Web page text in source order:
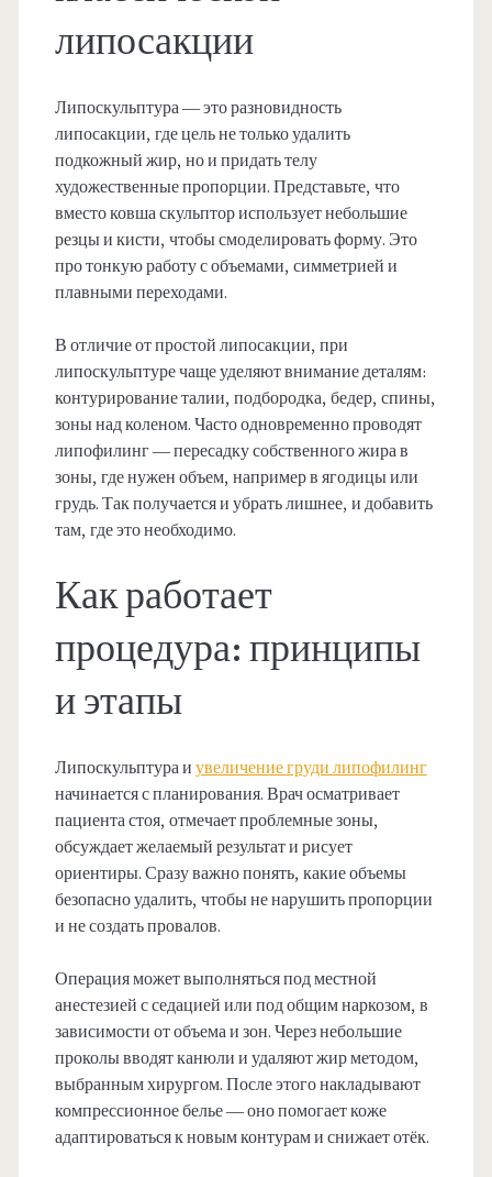
липосакции
Липоскульптура — это разновидность
липосакции, где цель не только удалить
подкожный жир, но и придать телу
художественные пропорции. Представьте, что
вместо ковша скульптор использует небольшие
резцы и кисти, чтобы смоделировать форму. Это
про тонкую работу с объемами, симметрией и
плавными переходами.
В отличие от простой липосакции, при
липоскульптуре чаще уделяют внимание деталям:
контурирование талии, подбородка, бедер, спины,
зоны над коленом. Часто одновременно проводят
липофилинг — пересадку собственного жира в
зоны, где нужен объем, например в ягодицы или
грудь. Так получается и убрать лишнее, и добавить
там, где это необходимо.
Как работает
процедура: принципы
и этапы
Липоскульптура и увеличение груди липофилинг
начинается с планирования. Врач осматривает
пациента стоя, отмечает проблемные зоны,
обсуждает желаемый результат и рисует
ориентиры. Сразу важно понять, какие объемы
безопасно удалить, чтобы не нарушить пропорции
и не создать провалов.
Операция может выполняться под местной
анестезией с седацией или под общим наркозом, в
зависимости от объема и зон. Через небольшие
проколы вводят канюли и удаляют жир методом,
выбранным хирургом. После этого накладывают
компрессионное белье — оно помогает коже
адаптироваться к новым контурам и снижает отёк.